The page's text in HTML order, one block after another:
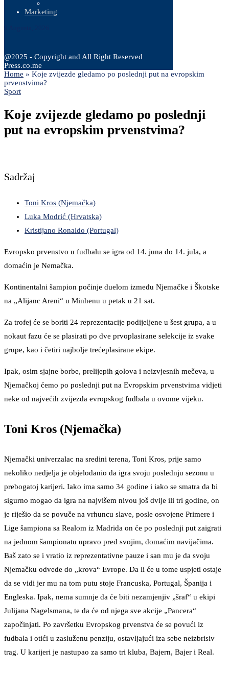
Marketing
@2025 - Copyright and All Right Reserved
Press.co.me
Home » Koje zvijezde gledamo po poslednji put na evropskim
prvenstvima?
Sport
Koje zvijezde gledamo po poslednji
put na evropskim prvenstvima?
Sadržaj
Toni Kros (Njemačka)
Luka Modrić (Hrvatska)
Kristijano Ronaldo (Portugal)
Evropsko prvenstvo u fudbalu se igra od 14. juna do 14. jula, a
domaćin je Nemačka.
Kontinentalni šampion počinje duelom između Njemačke i Škotske
na „Alijanc Areni“ u Minhenu u petak u 21 sat.
Za trofej će se boriti 24 reprezentacije podijeljene u šest grupa, a u
nokaut fazu će se plasirati po dve prvoplasirane selekcije iz svake
grupe, kao i četiri najbolje trećeplasirane ekipe.
Ipak, osim sjajne borbe, prelijepih golova i neizvjesnih mečeva, u
Njemačkoj ćemo po poslednji put na Evropskim prvenstvima vidjeti
neke od najvećih zvijezda evropskog fudbala u ovome vijeku.
Toni Kros (Njemačka)
Njemački univerzalac na sredini terena, Toni Kros, prije samo
nekoliko nedjelja je objelodanio da igra svoju poslednju sezonu u
prebogatoj karijeri. Iako ima samo 34 godine i iako se smatra da bi
sigurno mogao da igra na najvišem nivou još dvije ili tri godine, on
je riješio da se povuče na vrhuncu slave, posle osvojene Primere i
Lige šampiona sa Realom iz Madrida on će po poslednji put zaigrati
na jednom šampionatu upravo pred svojim, domaćim navijačima.
Baš zato se i vratio iz reprezentativne pauze i san mu je da svoju
Njemačku odvede do „krova“ Evrope. Da li će u tome uspjeti ostaje
da se vidi jer mu na tom putu stoje Francuska, Portugal, Španija i
Engleska. Ipak, nema sumnje da će biti nezamjenjiv „šraf“ u ekipi
Julijana Nagelsmana, te da će od njega sve akcije „Pancera“
započinjati. Po završetku Evropskog prvenstva će se povući iz
fudbala i otići u zasluženu penziju, ostavljajući iza sebe neizbrisiv
trag. U karijeri je nastupao za samo tri kluba, Bajern, Bajer i Real.